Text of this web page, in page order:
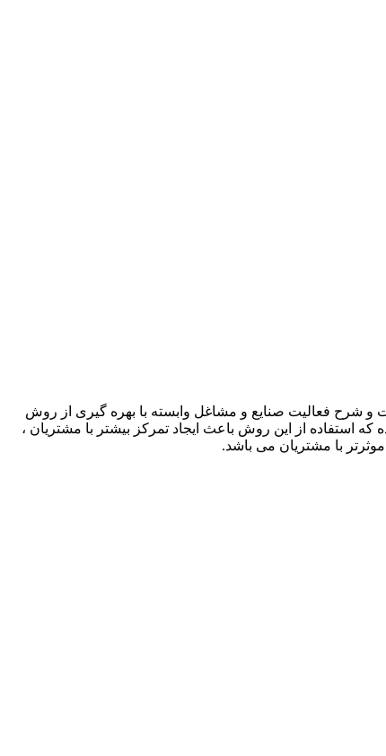
و شرح فعالیت صنایع و مشاغل وابسته با بهره گیری از روش
که استفاده از این روش باعث ایجاد تمرکز بیشتر با مشتریان ،
با مشتریان می باشد.